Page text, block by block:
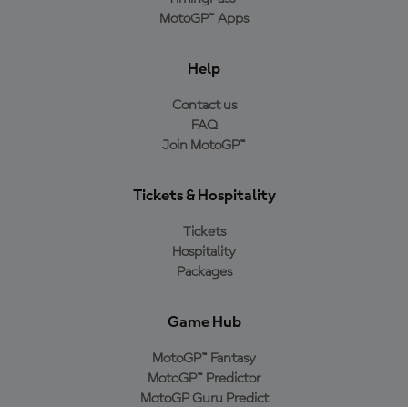
MotoGP™ Apps
Help
Contact us
FAQ
Join MotoGP™
Tickets & Hospitality
Tickets
Hospitality
Packages
Game Hub
MotoGP™ Fantasy
MotoGP™ Predictor
MotoGP Guru Predict